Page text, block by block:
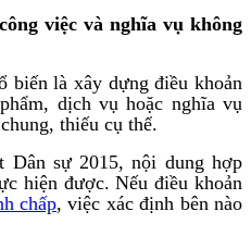
việc và nghĩa vụ không
biến là xây dựng điều khoản
dịch vụ hoặc nghĩa vụ
thiếu cụ thể.
Dân sự 2015, nội dung hợp
hiện được. Nếu điều khoản
chấp, việc xác định bên nào